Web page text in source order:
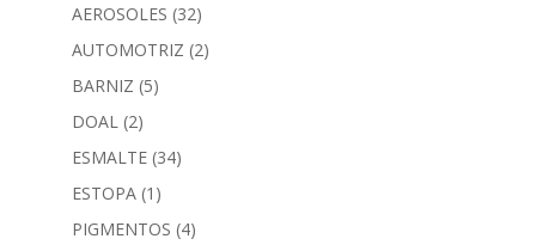
AEROSOLES (32)
AUTOMOTRIZ (2)
BARNIZ (5)
DOAL (2)
ESMALTE (34)
ESTOPA (1)
PIGMENTOS (4)